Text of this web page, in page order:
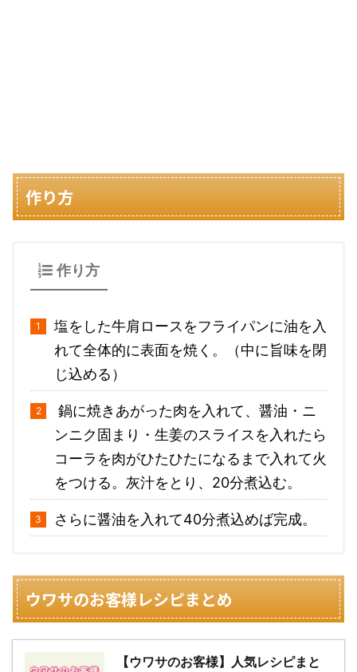
作り方
作り方
塩をした牛肩ロースをフライパンに油を入
れて全体的に表面を焼く。（中に旨味を閉
じ込める）
鍋に焼きあがった肉を入れて、醤油・ニ
ンニク固まり・生姜のスライスを入れたら
コーラを肉がひたひたになるまで入れて火
をつける。灰汁をとり、20分煮込む。
さらに醤油を入れて40分煮込めば完成。
ウワサのお客様レシピまとめ
【ウワサのお客様】人気レシピまと